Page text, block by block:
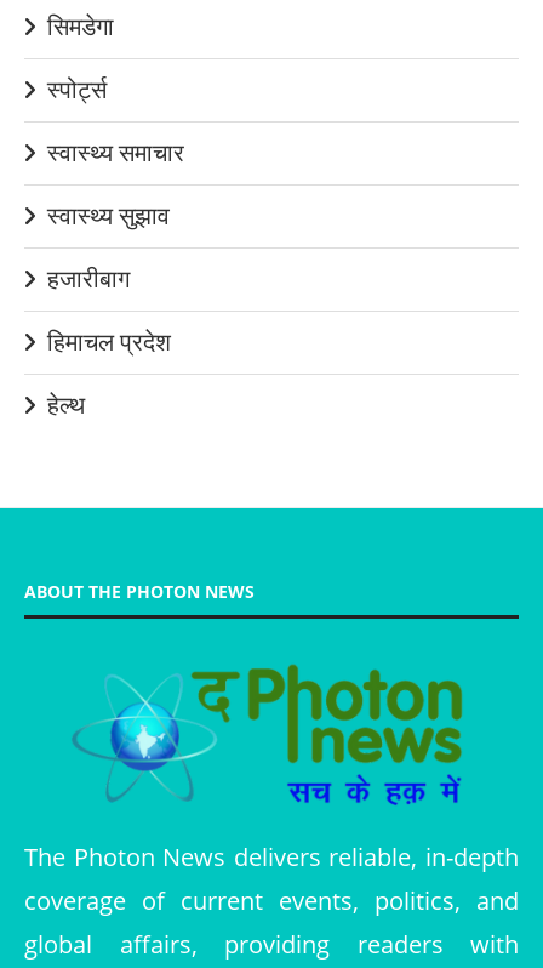
सिमडेगा
स्पोर्ट्स
स्वास्थ्य समाचार
स्वास्थ्य सुझाव
हजारीबाग
हिमाचल प्रदेश
हेल्थ
ABOUT THE PHOTON NEWS
The Photon News delivers reliable, in-depth
coverage of current events, politics, and
global affairs, providing readers with